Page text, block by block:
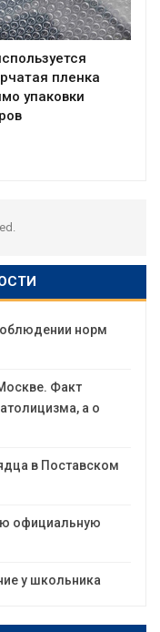
пленка
упаковки
норм
Факт
а о
в Поставском
официальную
у школьника